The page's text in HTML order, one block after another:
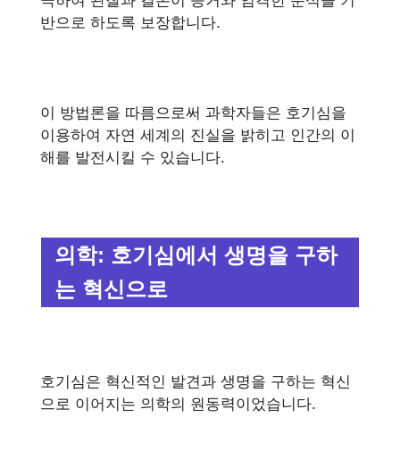
반으로 하도록 보장합니다.
이 방법론을 따름으로써 과학자들은 호기심을
이용하여 자연 세계의 진실을 밝히고 인간의 이
해를 발전시킬 수 있습니다.
의학: 호기심에서 생명을 구하
는 혁신으로
호기심은 혁신적인 발견과 생명을 구하는 혁신
으로 이어지는 의학의 원동력이었습니다.